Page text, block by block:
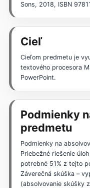
Sons, 2018, ISBN
Cieľ
Cieľom predmetu je
textového procesora
PowerPoint.
Podmienky
predmetu
Podmienky na
Priebežné riešenie
potrebné 51% z tejto
Záverečná skúška –
(absolvovanie skúšky